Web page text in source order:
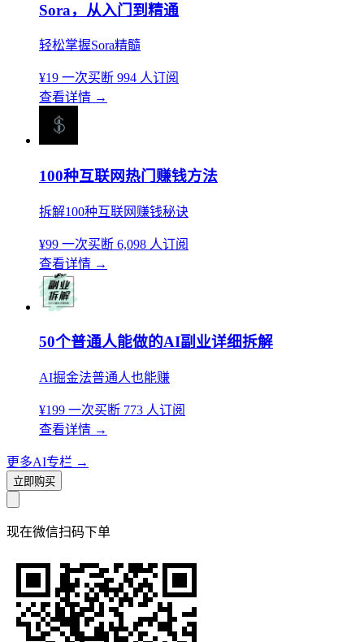
Sora，从入门到精通
轻松掌握Sora精髓
¥19 一次买断 994 人订阅
查看详情 →
100种互联网热门赚钱方法
拆解100种互联网赚钱秘诀
¥99 一次买断 6,098 人订阅
查看详情 →
50个普通人能做的AI副业详细拆解
AI掘金法普通人也能赚
¥199 一次买断 773 人订阅
查看详情 →
更多AI专栏 →
立即购买
现在微信扫码下单